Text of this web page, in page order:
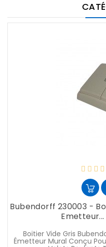
Bubendorff 230003 -
Boitier Vide Gris
Émetteur Mural Conçu